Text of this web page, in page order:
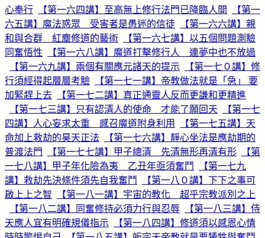
心奉行
【第一六四講】至高無上修行法門已降臨人間
【第一
六五講】魔法惑眾 受害者是愚迷的信徒
【第一六六講】親
和與合群 紅塵修道的藝術
【第一六七講】以五個問題測驗
同奮悟性
【第一六八講】魔道打擊修行人 連夢中也不放過
【第一六九講】兩個有關應元諸天的提示
【第一七０講】修
行須經得起層層考驗
【第一七一講】帝教做法就是「急」 要
加緊趕上去
【第一七二講】真正通靈人反而更謙和更精進
【第一七三講】只有認清人的使命 才能了願回天
【第一七
四講】人心妄求太重 感召魔道附身利用
【第一七五講】天
命加上救劫的昊天正法
【第一七六講】靜心坐法是應劫期的
普渡法門
【第一七七講】甲子總清 先清無形再清有形
【第
一七八講】甲子年化險為夷 乙丑年亟須奮鬥
【第一七九
講】救劫先決條件須先自我奮鬥
【第一八０講】下下之事可
啟上上之智
【第一八一講】宇宙的教化 超乎宗教派別之上
【第一八二講】同奮修持必須力行與忍辱
【第一八三講】侍
天應人宜有明確規儀指示
【第一八四講】修道須以感恩心情